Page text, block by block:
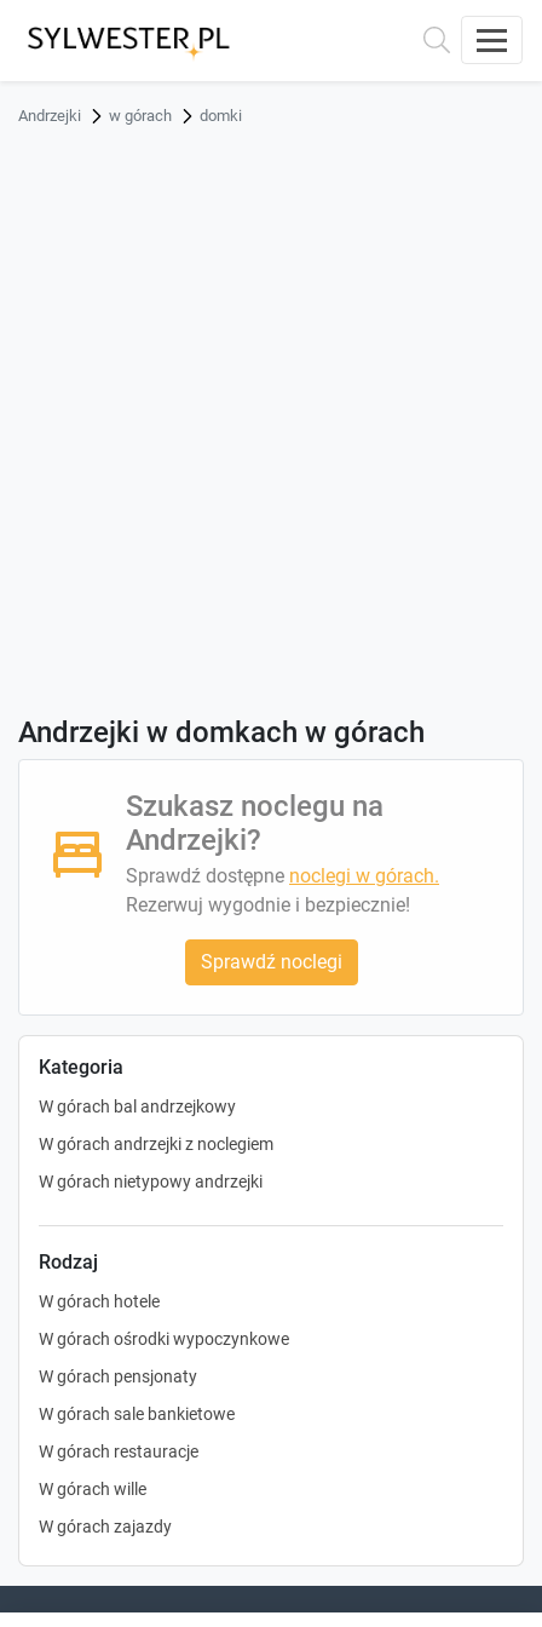
Andrzejki w górach domki
Kategoria
W górach bal andrzejkowy
W górach andrzejki z noclegiem
W górach nietypowy andrzejki
Rodzaj
W górach hotele
W górach ośrodki wypoczynkowe
W górach pensjonaty
W górach sale bankietowe
W górach restauracje
W górach wille
W górach zajazdy
Andrzejki w domkach w górach
Szukasz noclegu na
Andrzejki?
Sprawdź dostępne noclegi w górach.
Rezerwuj wygodnie i bezpiecznie!
Sprawdź noclegi